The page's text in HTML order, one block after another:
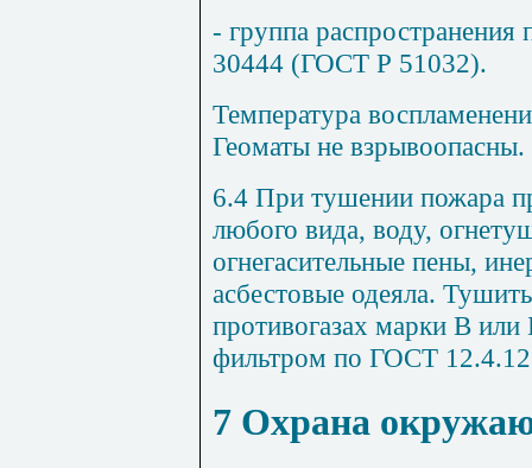
- группа
30444 (ГОСТ Р 51032).
Температура
Геоматы не взрывоопасны.
6.4 При тушении пожара
любого вида, воду,
огнегасительные пены,
асбестовые одеяла.
противогазах марки В
фильтром по ГОСТ
7 Охрана